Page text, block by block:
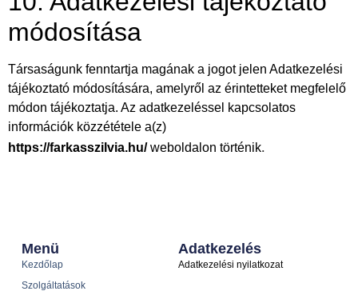
módosítása
Társaságunk fenntartja magának a jogot jelen Adatkezelési
tájékoztató módosítására, amelyről az érintetteket megfelelő
módon tájékoztatja. Az adatkezeléssel kapcsolatos
információk közzététele a(z)
https://farkasszilvia.hu/weboldalon történik.
Menü
Kezdőlap
Szolgáltatások
Adatkezelés
Adatkezelési nyilatkozat